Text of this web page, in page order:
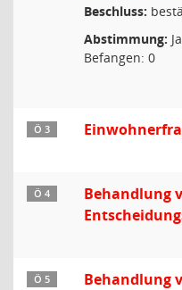
Beschluss:
Abstimmung:
Befangen: 0
Ö 3
Ö 4
Behandlung
Ö 5
Behandlung